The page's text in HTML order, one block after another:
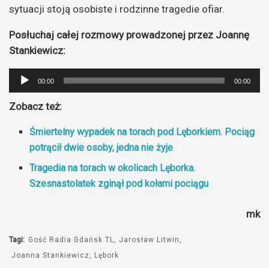
sytuacji stoją osobiste i rodzinne tragedie ofiar.
Posłuchaj całej rozmowy prowadzonej przez Joannę
Stankiewicz:
Odtwarzacz
plików
dźwiękowych
00:00 00:00
Zobacz też:
Śmiertelny wypadek na torach pod Lęborkiem. Pociąg
potrącił dwie osoby, jedna nie żyje
Tragedia na torach w okolicach Lęborka.
Szesnastolatek zginął pod kołami pociągu
mk
Tagi: Gość Radia Gdańsk TL
Jarosław Litwin
Joanna Stankiewicz
Lębork